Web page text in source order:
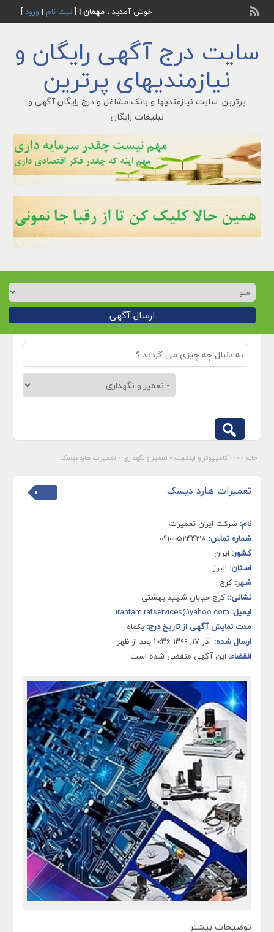
خوش آمدید ، مهمان ![ثبت نام | ورود]
سایت درج آگهی رایگان و
نیازمندیهای پرترین
پرترین: سایت نیازمندیها و بانک مشاغل و درج رایگان آگهی و
تبلیغات رایگان
ارسال آگهی
خانه » »»» کامپیوتر و اینترنت » تعمیر و نگهداری » تعمیرات هارد دیسک
تعمیرات هارد دیسک
نام: شرکت ایران تعمیرات
شماره تماس: 09100524438
کشور: ایران
استان: البرز
شهر: کرج
نشانی:: کرج خیابان شهید بهشتی
ایمیل: irantamiratservices@yahoo.com
مدت نمایش آگهی از تاریخ درج: یکماه
ارسال شده: آذر ۱۷, ۱۳۹۹ ۱۰:۳۶ بعد از ظهر
انقضاء: این آگهی منقضی شده است
توضیحات بیشتر